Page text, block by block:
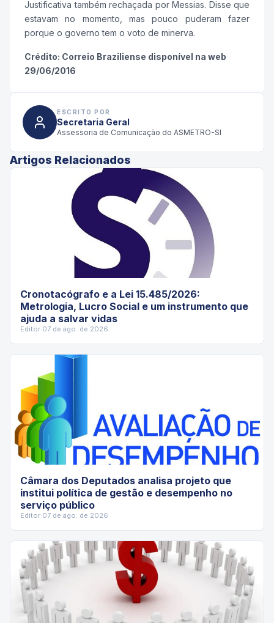
Justificativa também rechaçada por Messias. Disse que
estavam no momento, mas pouco puderam fazer
porque o governo tem o voto de minerva.
Crédito: Correio Braziliense disponível na web
29/06/2016
ESCRITO POR
Secretaria Geral
Assessoria de Comunicação do ASMETRO-SI
Artigos Relacionados
Cronotacógrafo e a Lei 15.485/2026:
Metrologia, Lucro Social e um instrumento que
ajuda a salvar vidas
Editor·07 de ago. de 2026
Câmara dos Deputados analisa projeto que
institui política de gestão e desempenho no
serviço público
Editor·07 de ago. de 2026